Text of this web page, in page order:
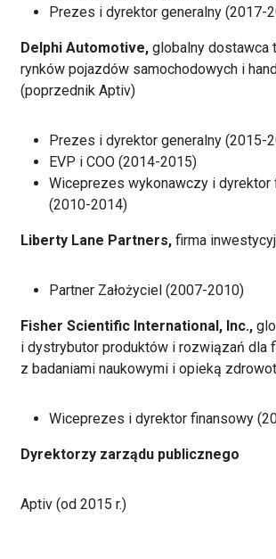
Prezes i dyrektor generalny (2017-
Delphi Automotive, globalny dostawca
rynków pojazdów samochodowych i
(poprzednik Aptiv)
Prezes i dyrektor generalny (2015-
EVP i COO (2014-2015)
Wiceprezes wykonawczy i dyrektor
(2010-2014)
Liberty Lane Partners, firma
Partner Założyciel (2007-2010)
Fisher Scientific International, Inc.,
i dystrybutor produktów i rozwiązań dla
z badaniami naukowymi i opieką
Wiceprezes i dyrektor finansowy
Dyrektorzy zarządu publicznego
Aptiv (od 2015 r.)